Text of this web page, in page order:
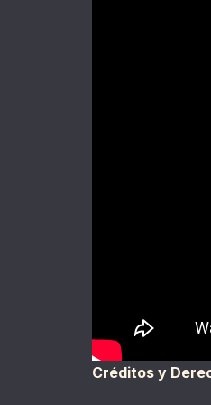
Créditos y